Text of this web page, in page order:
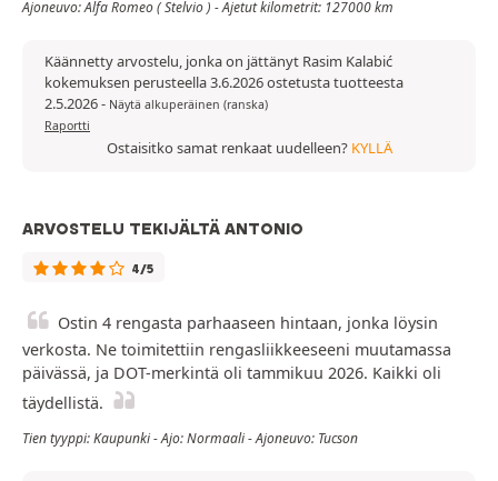
Ajoneuvo: Alfa Romeo ( Stelvio ) - Ajetut kilometrit: 127000 km
Käännetty arvostelu, jonka on jättänyt Rasim Kalabić
kokemuksen perusteella 3.6.2026 ostetusta tuotteesta
2.5.2026- Näytä alkuperäinen (ranska)
Raportti
Ostaisitko samat renkaat uudelleen? KYLLÄ
ARVOSTELU TEKIJÄLTÄ ANTONIO
4/5
Ostin 4 rengasta parhaaseen hintaan, jonka löysin
verkosta. Ne toimitettiin rengasliikkeeseeni muutamassa
päivässä, ja DOT-merkintä oli tammikuu 2026. Kaikki oli
täydellistä.
Tien tyyppi: Kaupunki - Ajo: Normaali - Ajoneuvo: Tucson